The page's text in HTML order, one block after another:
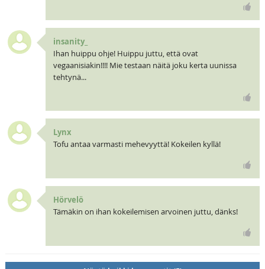
insanity_
Ihan huippu ohje! Huippu juttu, että ovat
vegaanisiakin!!!! Mie testaan näitä joku kerta uunissa
tehtynä...
Lynx
Tofu antaa varmasti mehevyyttä! Kokeilen kyllä!
Hörvelö
Tämäkin on ihan kokeilemisen arvoinen juttu, dänks!